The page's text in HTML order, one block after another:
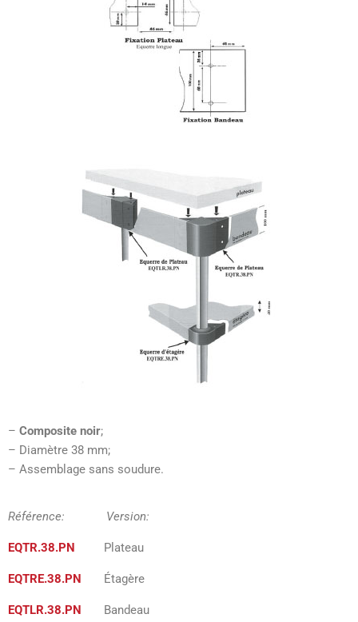
– Composite noir;
– Diamètre 38 mm;
– Assemblage sans soudure.
Référence: Version:
EQTR.38.PN Plateau
EQTRE.38.PN Étagère
EQTLR.38.PN Bandeau